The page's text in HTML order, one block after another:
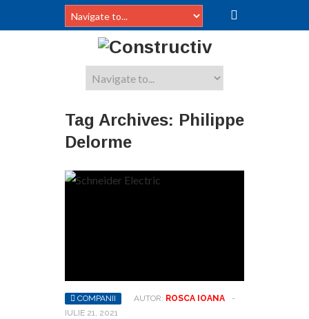
Tag Archives: Philippe
Delorme
COMPANII AUTOR: ROSCA IOANA
-
IULIE 21, 2021